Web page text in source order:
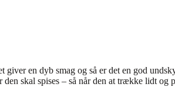
giver en dyb smag og så er det en god
skal spises – så når den at trække lidt og